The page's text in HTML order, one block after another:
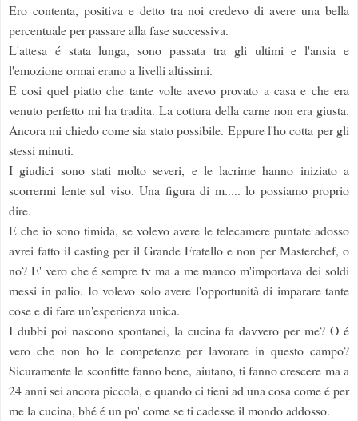
Ero contenta, positiva e detto tra noi credevo di avere una bella
percentuale per passare alla fase successiva.
L'attesa é stata lunga, sono passata tra gli ultimi e l'ansia e
l'emozione ormai erano a livelli altissimi.
E cosi quel piatto che tante volte avevo provato a casa e che era
venuto perfetto mi ha tradita. La cottura della carne non era giusta.
Ancora mi chiedo come sia stato possibile. Eppure l'ho cotta per gli
stessi minuti.
I giudici sono stati molto severi, e le lacrime hanno iniziato a
scorrermi lente sul viso. Una figura di m..... lo possiamo proprio
dire.
E che io sono timida, se volevo avere le telecamere puntate adosso
avrei fatto il casting per il Grande Fratello e non per Masterchef, o
no? E' vero che é sempre tv ma a me manco m'importava dei soldi
messi in palio. Io volevo solo avere l'opportunità di imparare tante
cose e di fare un'esperienza unica.
I dubbi poi nascono spontanei, la cucina fa davvero per me? O é
vero che non ho le competenze per lavorare in questo campo?
Sicuramente le sconfitte fanno bene, aiutano, ti fanno crescere ma a
24 anni sei ancora piccola, e quando ci tieni ad una cosa come é per
me la cucina, bhé é un po' come se ti cadesse il mondo addosso.